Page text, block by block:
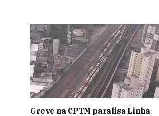
Greve na CPTM paralisa Linha